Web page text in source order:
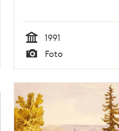
Tid
1991
Typ
Foto